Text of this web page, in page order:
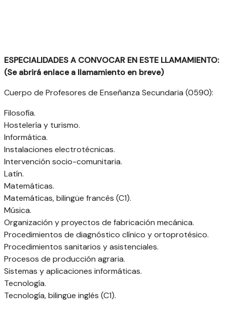
ESPECIALIDADES A CONVOCAR EN ESTE LLAMAMIENTO:
(Se abrirá enlace a llamamiento en breve)
Cuerpo de Profesores de Enseñanza Secundaria (0590):
Filosofía.
Hostelería y turismo.
Informática.
Instalaciones electrotécnicas.
Intervención socio-comunitaria.
Latín.
Matemáticas.
Matemáticas, bilingüe francés (C1).
Música.
Organización y proyectos de fabricación mecánica.
Procedimientos de diagnóstico clínico y ortoprotésico.
Procedimientos sanitarios y asistenciales.
Procesos de producción agraria.
Sistemas y aplicaciones informáticas.
Tecnología.
Tecnología, bilingüe inglés (C1).